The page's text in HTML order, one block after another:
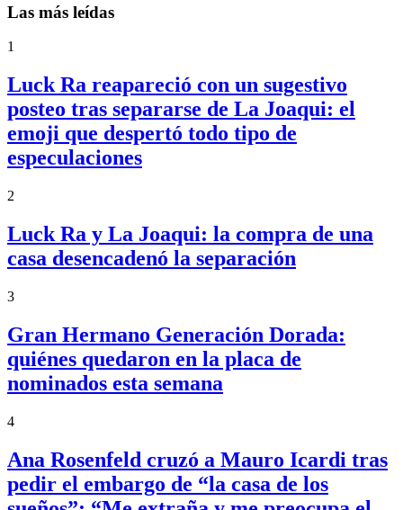
Las más leídas
1
Luck Ra reapareció con un sugestivo
posteo tras separarse de La Joaqui: el
emoji que despertó todo tipo de
especulaciones
2
Luck Ra y La Joaqui: la compra de una
casa desencadenó la separación
3
Gran Hermano Generación Dorada:
quiénes quedaron en la placa de
nominados esta semana
4
Ana Rosenfeld cruzó a Mauro Icardi tras
pedir el embargo de “la casa de los